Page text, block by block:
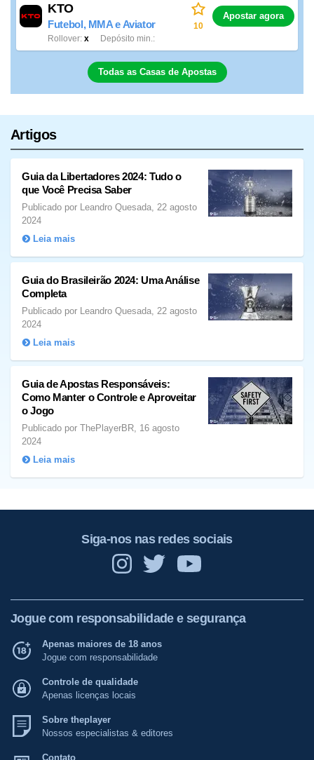
KTO
Futebol, MMA e Aviator
x
Rollover Depósito min.
10
Apostar agora
Todas as Casas de Apostas
Artigos
Guia da Libertadores 2024: Tudo o
que Você Precisa Saber
Publicado por Leandro Quesada, 22 agosto
2024
Leia mais
Guia do Brasileirão 2024: Uma Análise
Completa
Publicado por Leandro Quesada, 22 agosto
2024
Leia mais
Guia de Apostas Responsáveis:
Como Manter o Controle e Aproveitar
o Jogo
Publicado por ThePlayerBR, 16 agosto
2024
Leia mais
Siga-nos nas redes sociais
Jogue com responsabilidade e segurança
Apenas maiores de 18 anos
Jogue com responsabilidade
Controle de qualidade
Apenas licenças locais
Sobre theplayer
Nossos especialistas & editores
Contato